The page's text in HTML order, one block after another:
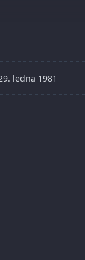
ledna 1981